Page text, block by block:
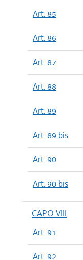
Art. 85
Art. 86
Art. 87
Art. 88
Art. 89
Art. 89 bis
Art. 90
Art. 90 bis
CAPO VIII
Art. 91
Art. 92